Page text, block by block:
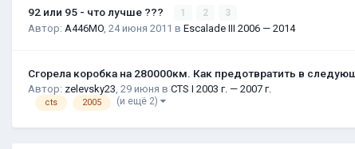
92 или 95 - что лучше ??? 1 2 3
Автор: A446MO 24 июня 2011 в Escalade III 2006 — 2014
Сгорела коробка на 280000км. Как предотвратить в
Автор: zelevsky23 29 июня в CTS I 2003 г. — 2007 г.
cts 2005 (и ещё 2)